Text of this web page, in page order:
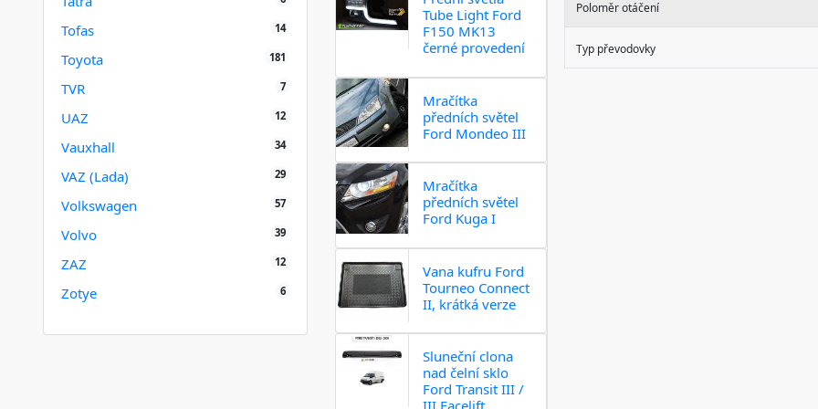
Tofas 14
Toyota 181
TVR 7
UAZ 12
Vauxhall 34
VAZ (Lada) 29
Volkswagen 57
Volvo 39
ZAZ 12
Zotye 6
Tube Light Ford
F150 MK13
černé provedení
Mračítka
předních světel
Ford Mondeo III
Mračítka
předních světel
Ford Kuga I
Vana kufru Ford
Tourneo Connect
II, krátká verze
Sluneční clona
nad čelní sklo
Ford Transit III /
III Facelift
Poloměr otáčení
Typ převodovky